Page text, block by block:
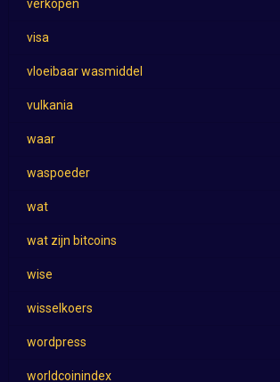
verkopen
visa
vloeibaar wasmiddel
vulkania
waar
waspoeder
wat
wat zijn bitcoins
wise
wisselkoers
wordpress
worldcoinindex